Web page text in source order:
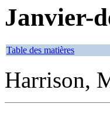
Janvier-
Table des matières
Harrison,